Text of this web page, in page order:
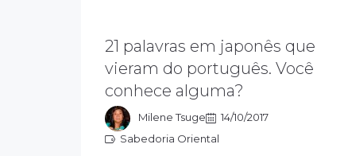
21 palavras em japonês que
vieram do português. Você
conhece alguma?
Milene Tsuge
14/10/2017
Sabedoria Oriental
Os portugueses foram os primeiros
ocidentais a chegar no Japão no
século XVI. Por isso, mais de 400
palavras japonesas são oriundas do
português...